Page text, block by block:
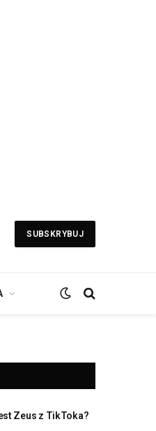
SUBSKRYBUJ
Zeus z TikToka?